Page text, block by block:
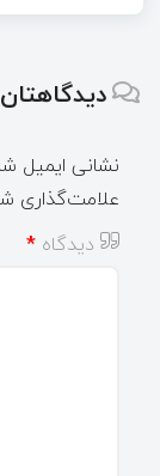
نشانی ایمیل
علامت‌گذاری
دیدگاه *